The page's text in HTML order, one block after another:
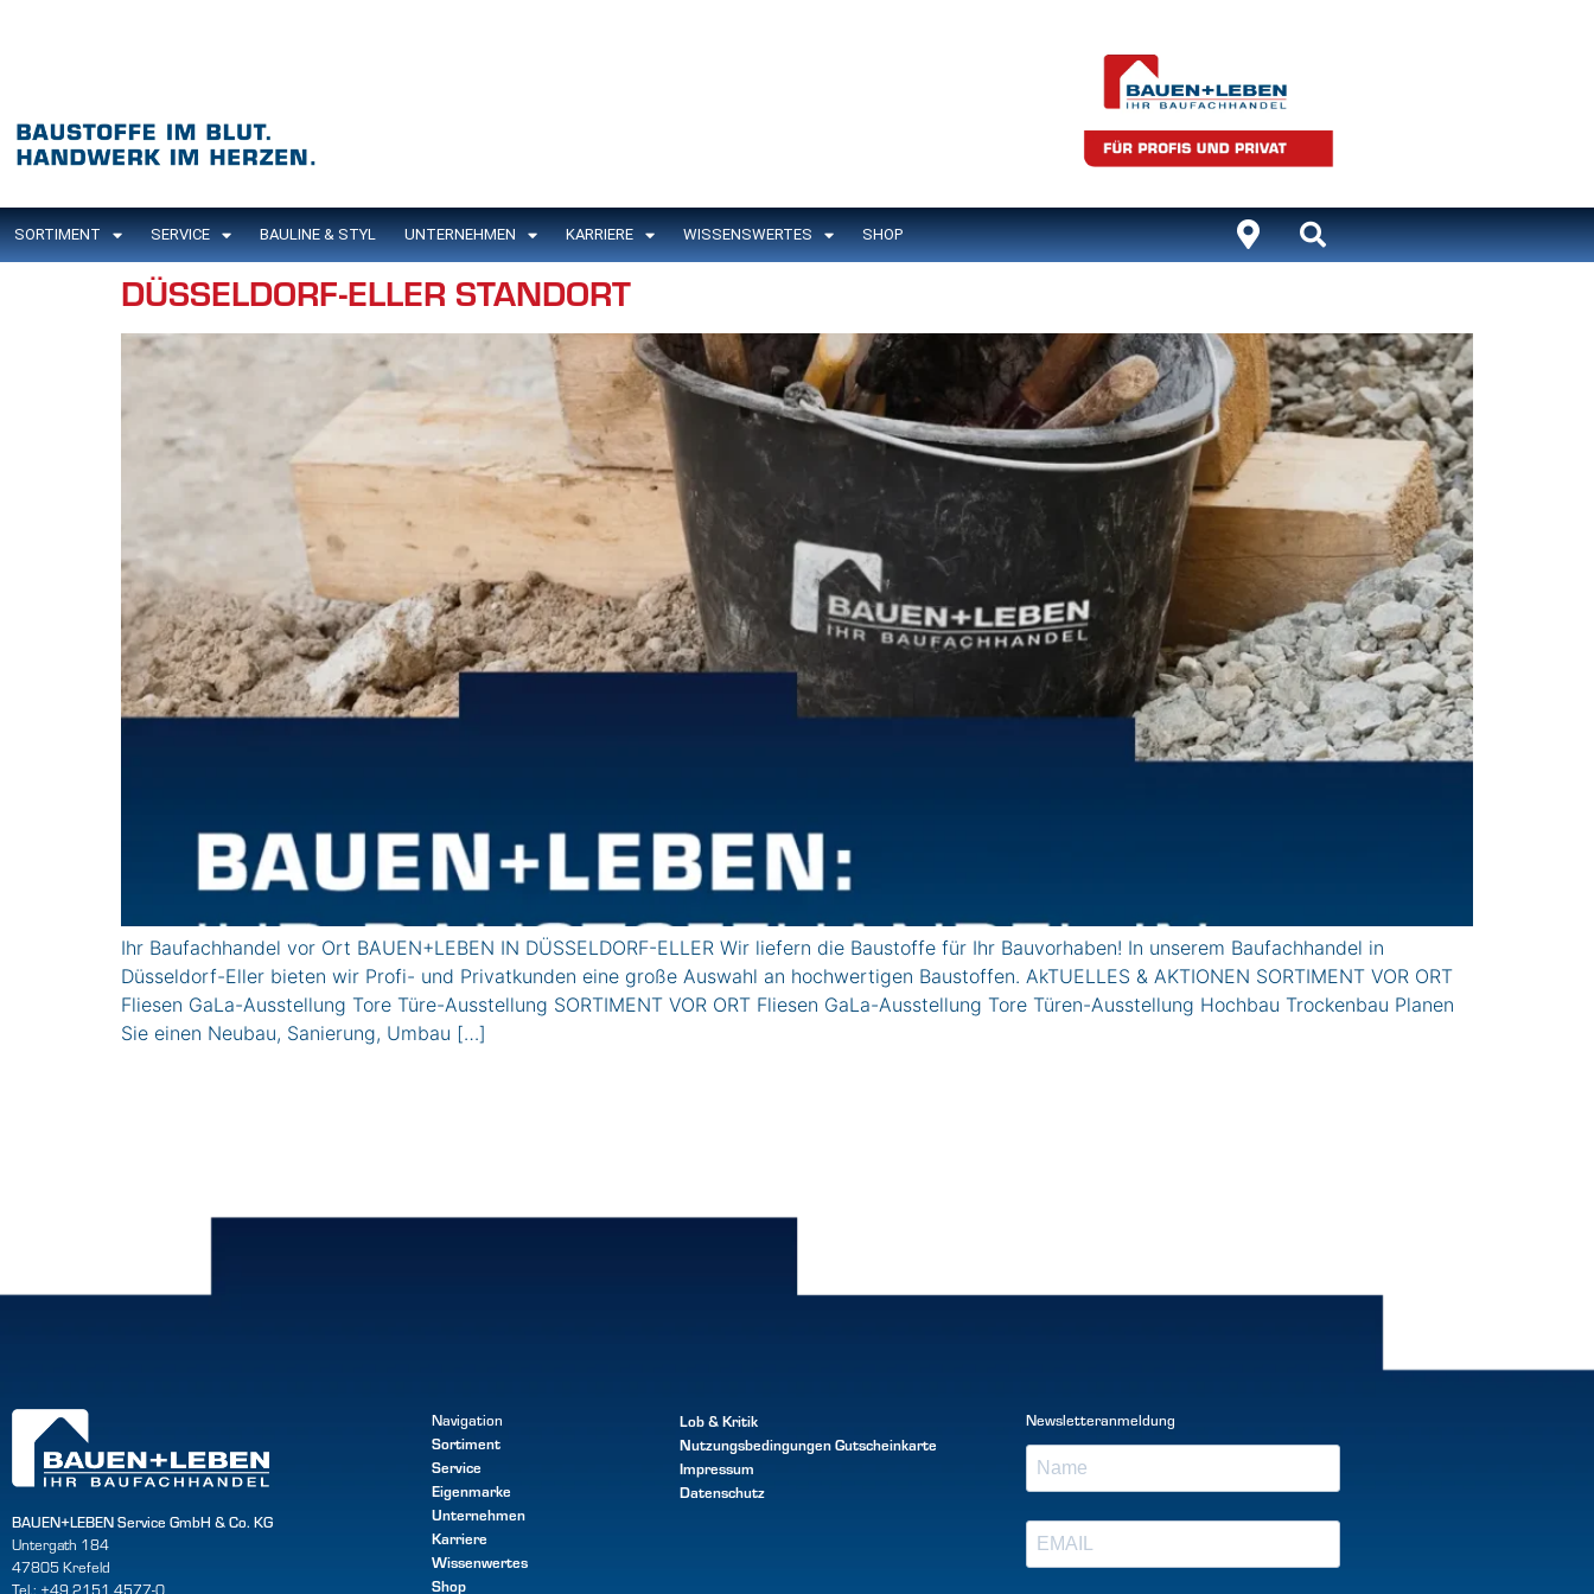
SORTIMENT SERVICE BAULINE & STYL UNTERNEHMEN KARRIERE WISSENSWERTES SHOP
DÜSSELDORF-ELLER STANDORT
Ihr Baufachhandel vor Ort BAUEN+LEBEN IN DÜSSELDORF-ELLER Wir liefern die Baustoffe für Ihr Bauvorhaben! In unserem Baufachhandel in
Düsseldorf-Eller bieten wir Profi- und Privatkunden eine große Auswahl an hochwertigen Baustoffen. AkTUELLES & AKTIONEN SORTIMENT VOR ORT
Fliesen GaLa-Ausstellung Tore Türe-Ausstellung SORTIMENT VOR ORT Fliesen GaLa-Ausstellung Tore Türen-Ausstellung Hochbau Trockenbau Planen
Sie einen Neubau, Sanierung, Umbau […]
BAUEN+LEBEN Service GmbH & Co. KG
Untergath 184
47805 Krefeld
Tel.: +49 2151 4577-0
Navigation
Sortiment
Service
Eigenmarke
Unternehmen
Karriere
Wissenwertes
Shop
Lob & Kritik
NutzungsbedingungenGutscheinkarte
Impressum
Datenschutz
Newsletteranmeldung